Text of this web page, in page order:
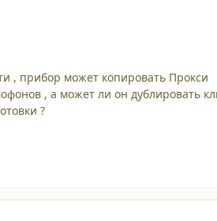
, прибор может копировать Прокси
, а может ли он дублировать
?